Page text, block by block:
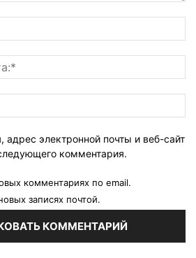
адрес электронной почты и веб-сайт
комментария.
комментариях по email.
записях почтой.